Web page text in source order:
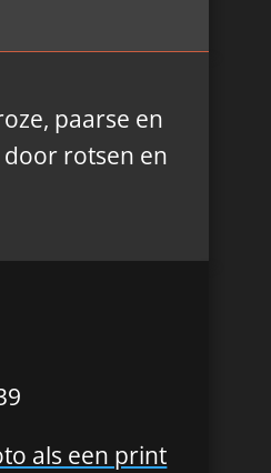
paarse en
rotsen en
als een print